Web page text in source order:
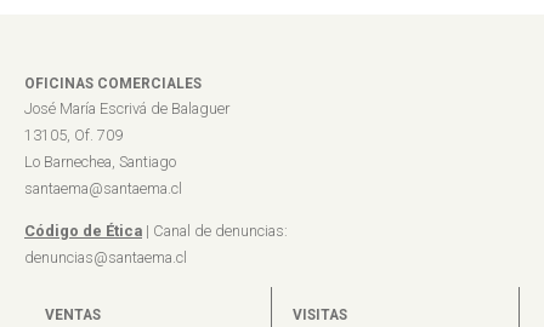
OFICINAS COMERCIALES
José María Escrivá de Balaguer
13105, Of. 709
Lo Barnechea, Santiago
santaema@santaema.cl
Código de Ética | Canal de denuncias:
denuncias@santaema.cl
VENTAS VISITAS